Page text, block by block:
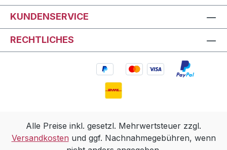
KUNDENSERVICE
RECHTLICHES
Alle Preise inkl. gesetzl. Mehrwertsteuer zzgl.
Versandkostenund ggf. Nachnahmegebühren, wenn